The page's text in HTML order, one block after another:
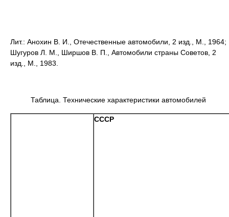
Лит.: Анохин В. И., Отечественные автомобили, 2 изд., М., 1964;
Шугуров Л. М., Ширшов В. П., Автомобили страны Советов, 2
изд., М., 1983.
Таблица. Технические характеристики автомобилей
СССР